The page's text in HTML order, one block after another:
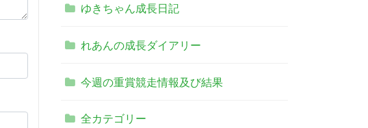
ゆきちゃん成長日記
れあんの成長ダイアリー
今週の重賞競走情報及び結果
全カテゴリー